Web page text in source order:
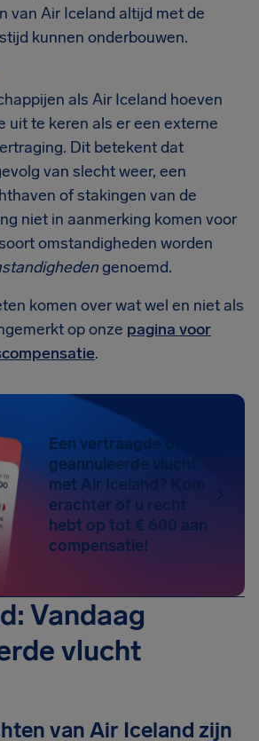
van Air Iceland altijd met de
kunnen onderbouwen.
als Air Iceland hoeven
uit te keren als er een externe
Dit betekent dat
van slecht weer, een
of stakingen van de
niet in aanmerking komen voor
omstandigheden worden
genoemd.
komen over wat wel en niet als
op onze pagina voor
.
Een vertraagde of
geannuleerde vlucht
met Air Iceland? Kom
erachter of u recht
hebt op tot € 600 aan
compensatie!
Vandaag
vlucht
van Air Iceland zijn